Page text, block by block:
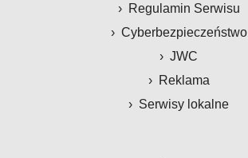
Regulamin Serwisu
Cyberbezpieczeństwo
JWC
Reklama
Serwisy lokalne